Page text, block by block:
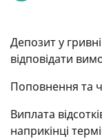
Депозит у
відповідати
Поповнення та
Виплата
наприкінці